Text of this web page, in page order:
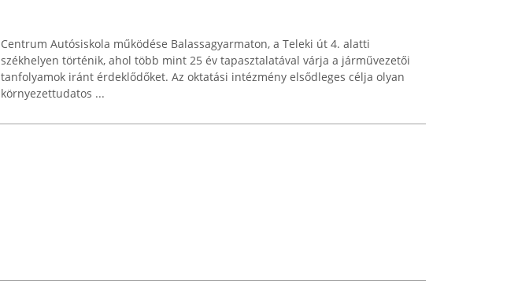
Centrum Autósiskola működése Balassagyarmaton, a Teleki út 4. alatti
székhelyen történik, ahol több mint 25 év tapasztalatával várja a járművezetői
tanfolyamok iránt érdeklődőket. Az oktatási intézmény elsődleges célja olyan
környezettudatos ...